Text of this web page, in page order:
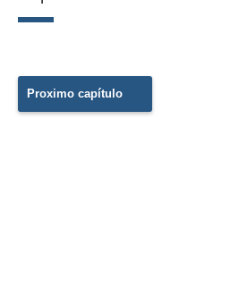
Proximo capítulo